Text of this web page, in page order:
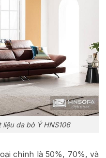
da bò Ý HNS106
chính là 50%, 70%, và